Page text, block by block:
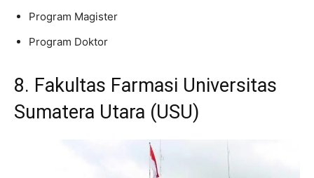
Program Magister
Program Doktor
8. Fakultas Farmasi Universitas
Sumatera Utara (USU)